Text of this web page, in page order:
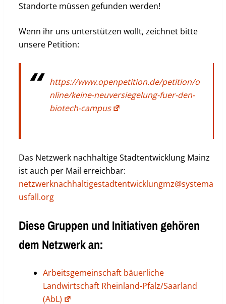
Standorte müssen gefunden werden!
Wenn ihr uns unterstützen wollt, zeichnet bitte
unsere Petition:
https://www.openpetition.de/petition/o
nline/keine-neuversiegelung-fuer-den-
biotech-campus
Das Netzwerk nachhaltige Stadtentwicklung Mainz
ist auch per Mail erreichbar:
netzwerknachhaltigestadtentwicklungmz@systema
usfall.org
Diese Gruppen und Initiativen gehören
dem Netzwerk an:
Arbeitsgemeinschaft bäuerliche
Landwirtschaft Rheinland-Pfalz/Saarland
(AbL)